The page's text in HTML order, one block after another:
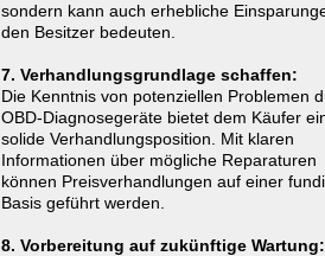
sondern kann auch erhebliche
den Besitzer bedeuten.
7. Verhandlungsgrundlage schaffen:
Die Kenntnis von potenziellen Problemen
OBD-Diagnosegeräte bietet dem Käufer
solide Verhandlungsposition. Mit klaren
Informationen über mögliche Reparaturen
können Preisverhandlungen auf einer
Basis geführt werden.
8. Vorbereitung auf zukünftige Wartung: